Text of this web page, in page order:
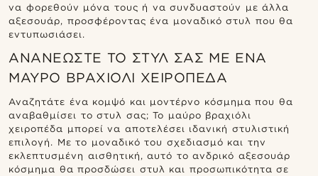
να φορεθούν μόνα τους ή να συνδυαστούν με άλλα
αξεσουάρ, προσφέροντας ένα μοναδικό στυλ που θα
εντυπωσιάσει.
ΑΝΑΝΕΏΣΤΕ ΤΟ ΣΤΥΛ ΣΑΣ ΜΕ ΈΝΑ
ΜΑΎΡΟ ΒΡΑΧΙΌΛΙ ΧΕΙΡΟΠΈΔΑ
Αναζητάτε ένα κομψό και μοντέρνο κόσμημα που θα
αναβαθμίσει το στυλ σας; Το μαύρο βραχιόλι
χειροπέδα μπορεί να αποτελέσει ιδανική στυλιστική
επιλογή. Με το μοναδικό του σχεδιασμό και την
εκλεπτυσμένη αισθητική, αυτό το ανδρικό αξεσουάρ
κόσμημα θα προσδώσει στυλ και προσωπικότητα σε